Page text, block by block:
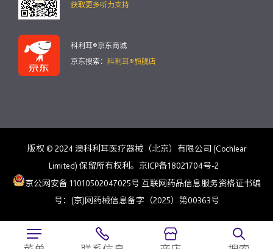
获取更多听力支持
科利耳®京东商城
京东搜索： 科利耳®旗舰店
版权 © 2024 澳科利耳医疗器械（北京）有限公司 (Cochlear
Limited) 保留所有权利。京ICP备18021704号-2
京公网安备 11010502047025号 互联网药品信息服务资格证书编
号：(京)网药械信息备字（2025）第00363号